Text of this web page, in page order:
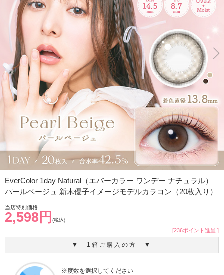
EverColor 1day Natural（エバーカラー ワンデー ナチュラル）
パールベージュ 新木優子イメージモデルカラコン（20枚入り）
当店特別価格
2,598円 (税込)
[236ポイント進呈 ]
▼ 1箱ご購入の方 ▼
※度数を選択してください